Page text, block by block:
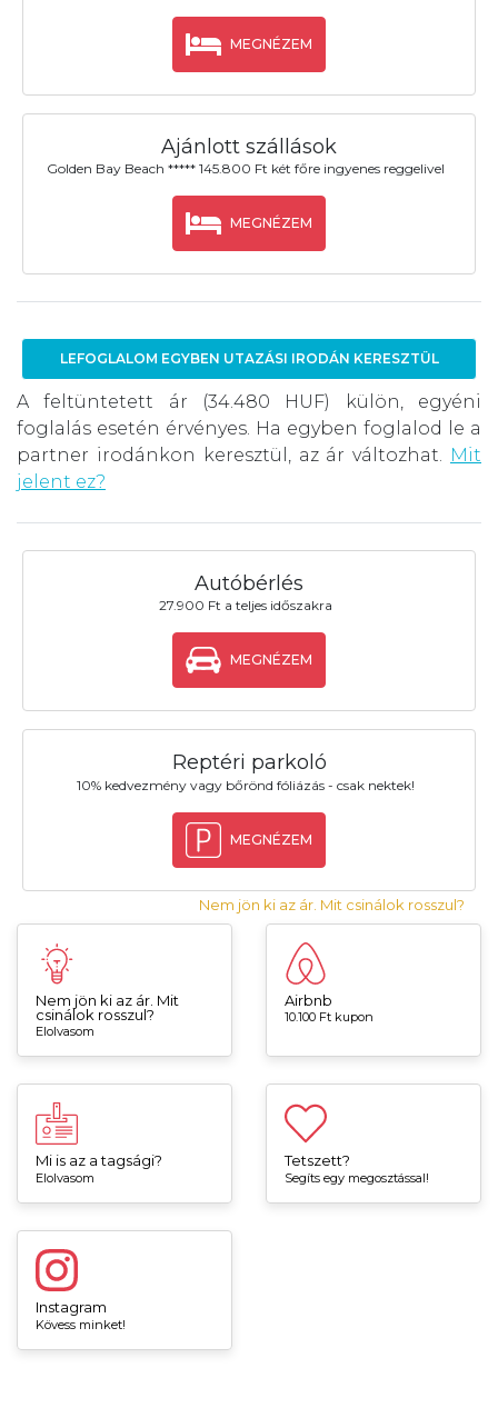
MEGNÉZEM
Ajánlott szállások
Golden Bay Beach ***** 145.800 Ft két főre ingyenes reggelivel
MEGNÉZEM
LEFOGLALOM EGYBEN UTAZÁSI IRODÁN KERESZTÜL
A feltüntetett ár (34.480 HUF) külön, egyéni
foglalás esetén érvényes. Ha egyben foglalod le a
partner irodánkon keresztül, az ár változhat. Mit
jelent ez?
Autóbérlés
27.900 Ft a teljes időszakra
MEGNÉZEM
Reptéri parkoló
10% kedvezmény vagy bőrönd fóliázás - csak nektek!
MEGNÉZEM
Nem jön ki az ár. Mit csinálok rosszul?
Nem jön ki az ár. Mit
csinálok rosszul?
Elolvasom
Airbnb
10.100 Ft kupon
Mi is az a tagsági?
Elolvasom
Tetszett?
Segíts egy megosztással!
Instagram
Kövess minket!